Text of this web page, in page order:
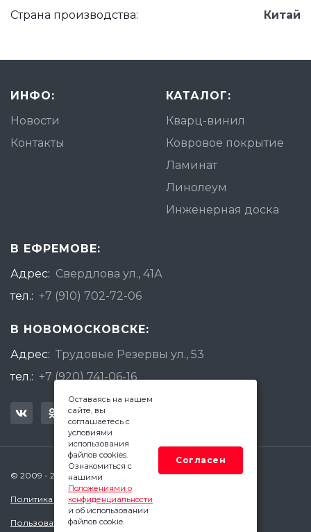
Страна производства:
Китай
ИНФО:
Новости
Контакты
КАТАЛОГ:
Кварц-винил
Ковровое покрытие
Ламинат
Линолеум
Инженерная доска
В ЕФРЕМОВЕ:
Адрес: Свердлова ул., 41А
тел.: +7 (910) 702-72-06
В НОВОМОСКОВСКЕ:
Адрес: Трудовые Резервы ул., 53
тел.: +7 (920) 741-06-16
© 2009 - 2026 Квадратный Метр - Ефремов
Политика конфиденциальности
Пользовательское соглашение
Оставаясь на нашем
сайте, вы
соглашаетесь с
условиями
использования
файлов cookies.
Ознакомиться с
нашими
Положениями о
конфиденциальности
и об использовании
файлов cookie.
Согласен